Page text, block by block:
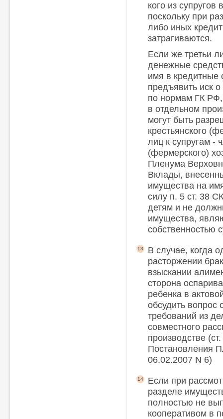
кого из
поскольку при
либо иных
затрагиваются.
Если же третьи
денежные
имя в кредитные
предъявить иск
по нормам ГК
в отдельном
могут быть
крестьянского
лиц к супругам -
(фермерского)
Пленума
Вклады,
имущества на
силу п. 5 ст. 38
детям и не
имущества,
собственностью
В случае, когда
расторжении
взыскании
сторона
ребенка в
обсудить вопрос
требований из
совместного
производстве
Постановления
06.02.2007 N 6)
13
Если при
разделе
полностью не
кооперативом в
14